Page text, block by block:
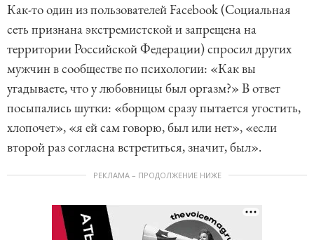
Как-то один из пользователей Facebook (Социальная
сеть признана экстремистской и запрещена на
территории Российской Федерации) спросил других
мужчин в сообществе по психологии: «Как вы
угадываете, что у любовницы был оргазм?» В ответ
посыпались шутки: «борщом сразу пытается угостить,
хлопочет», «я ей сам говорю, был или нет», «если
второй раз согласна встретиться, значит, был».
РЕКЛАМА – ПРОДОЛЖЕНИЕ НИЖЕ